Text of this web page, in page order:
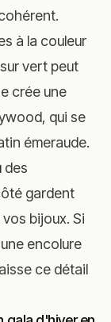
à la couleur
vert peut
crée une
qui se
émeraude.
des
gardent
bijoux. Si
encolure
ce détail